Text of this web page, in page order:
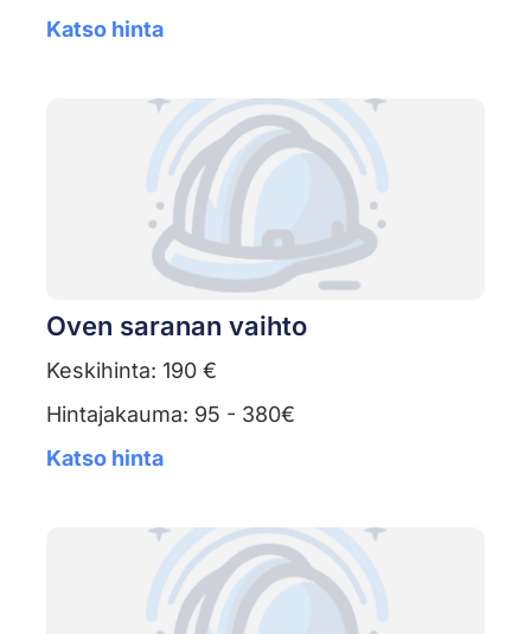
Katso hinta
Oven saranan vaihto
Keskihinta: 190 €
Hintajakauma: 95 - 380€
Katso hinta